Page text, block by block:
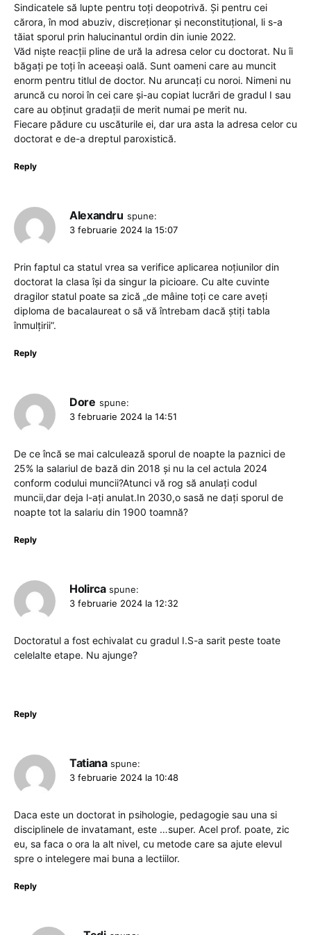
Sindicatele să lupte pentru toți deopotrivă. Și pentru cei
cărora, în mod abuziv, discreționar și neconstituțional, li s-a
tăiat sporul prin halucinantul ordin din iunie 2022.
Văd niște reacții pline de ură la adresa celor cu doctorat. Nu îi
băgați pe toți în aceeași oală. Sunt oameni care au muncit
enorm pentru titlul de doctor. Nu aruncați cu noroi. Nimeni nu
aruncă cu noroi în cei care și-au copiat lucrări de gradul I sau
care au obținut gradații de merit numai pe merit nu.
Fiecare pădure cu uscăturile ei, dar ura asta la adresa celor cu
doctorat e de-a dreptul paroxistică.
Reply
Alexandru spune:
3 februarie 2024 la 15:07
Prin faptul ca statul vrea sa verifice aplicarea noțiunilor din
doctorat la clasa își da singur la picioare. Cu alte cuvinte
dragilor statul poate sa zică „de mâine toți ce care aveți
diploma de bacalaureat o să vă întrebam dacă știți tabla
înmulțirii”.
Reply
Dore spune:
3 februarie 2024 la 14:51
De ce încă se mai calculează sporul de noapte la paznici de
25% la salariul de bază din 2018 și nu la cel actula 2024
conform codului muncii?Atunci vă rog să anulați codul
muncii,dar deja l-ați anulat.In 2030,o sasă ne dați sporul de
noapte tot la salariu din 1900 toamnă?
Reply
Holirca spune:
3 februarie 2024 la 12:32
Doctoratul a fost echivalat cu gradul I.S-a sarit peste toate
celelalte etape. Nu ajunge?
Reply
Tatiana spune:
3 februarie 2024 la 10:48
Daca este un doctorat in psihologie, pedagogie sau una si
disciplinele de invatamant, este …super. Acel prof. poate, zic
eu, sa faca o ora la alt nivel, cu metode care sa ajute elevul
spre o intelegere mai buna a lectiilor.
Reply